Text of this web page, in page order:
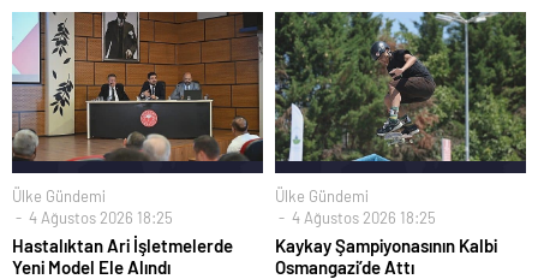
Ülke Gündemi
4 Ağustos 2026 18:25
Hastalıktan Ari İşletmelerde
Yeni Model Ele Alındı
Ülke Gündemi
4 Ağustos 2026 18:25
Kaykay Şampiyonasının Kalbi
Osmangazi’de Attı